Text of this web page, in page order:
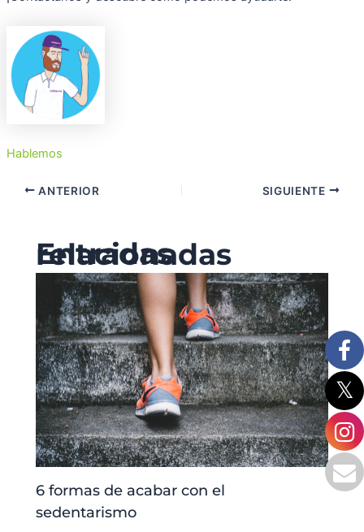
Hablemos
ANTERIOR SIGUIENTE
Entradas relacionadas
6 formas de acabar con el
sedentarismo